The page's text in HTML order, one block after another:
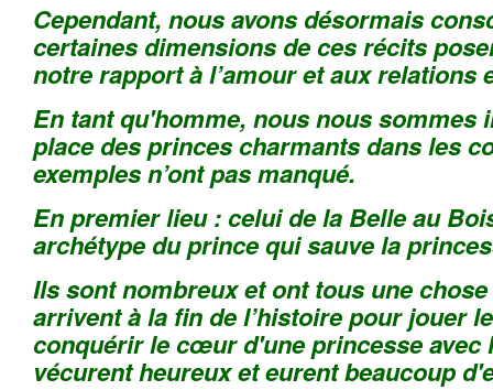
Cependant, nous avons désormais
certaines dimensions de ces récits
notre rapport à l’amour et aux relations
En tant qu'homme, nous nous sommes
place des princes charmants dans les
exemples n’ont pas manqué.
En premier lieu : celui de la Belle au
archétype du prince qui sauve la
Ils sont nombreux et ont tous une
arrivent à la fin de l’histoire pour jouer
conquérir le cœur d'une princesse avec
vécurent heureux et eurent beaucoup